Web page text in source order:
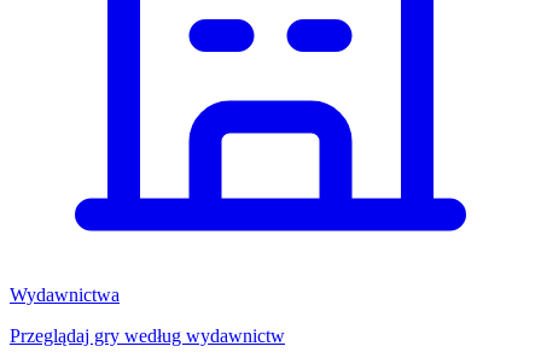
Wydawnictwa
Przeglądaj gry według wydawnictw